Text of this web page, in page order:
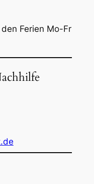
Ferien Mo-Fr